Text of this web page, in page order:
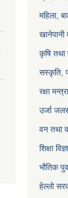
महिला,
खानेपानी
कृषि तथा
सस्कृति,
रक्षा
उर्जा
वन तथा
शिक्षा
भौतिक
हेल्लो